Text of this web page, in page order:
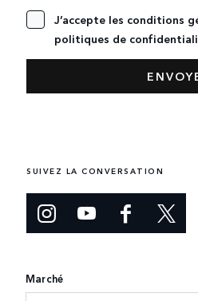
J’accepte les conditions
politiques de
SUIVEZ LA CONVERSATION
Marché